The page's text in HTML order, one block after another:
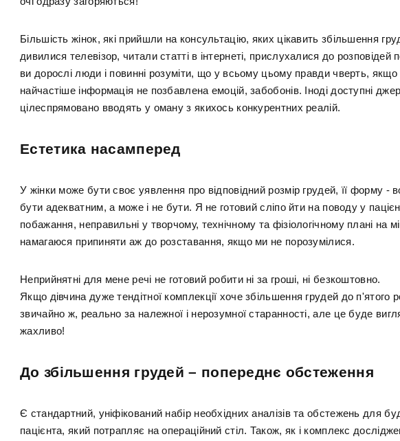
Більшість жінок, які прийшли на консультацію, яких цікавить збільшення
дивилися телевізор, читали статті в інтернеті, прислухалися до розповідей
ви дорослі люди і повинні розуміти, що у всьому цьому правди чверть,
найчастіше інформація не позбавлена емоцій, забобонів. Іноді доступні
цілеспрямовано вводять у оману з якихось конкурентних реалій.
Естетика насамперед
У жінки може бути своє уявлення про відповідний розмір грудей, її форму -
бути адекватним, а може і не бути. Я не готовий сліпо йти на поводу у
побажання, неправильні у творчому, технічному та фізіологічному плані на
намагаюся припиняти аж до розставання, якщо ми не порозумілися.
Неприйнятні для мене речі не готовий робити ні за гроші, ні безкоштовно.
Якщо дівчина дуже тендітної комплекції хоче збільшення грудей до п'ятого
звичайно ж, реально за належної і нерозумної старанності, але це буде
жахливо!
До збільшення грудей – попереднє обстеження
Є стандартний, уніфікований набір необхідних аналізів та обстежень для
пацієнта, який потрапляє на операційний стіл. Також, як і комплекс